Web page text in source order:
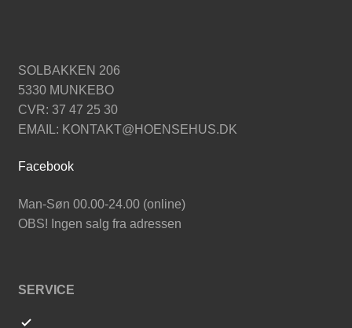
SOLBAKKEN 206
5330 MUNKEBO
CVR: 37 47 25 30
EMAIL: KONTAKT@HOENSEHUS.DK
Facebook
Man-Søn 00.00-24.00 (online)
OBS! Ingen salg fra adressen
SERVICE